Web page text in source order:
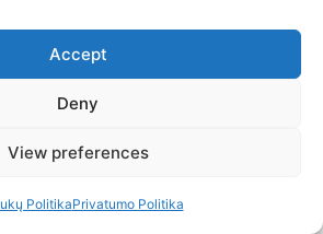
Accept
Deny
View preferences
PolitikaPrivatumo Politika
florai, nepalieka likučių
– švelnesnis ir ilgalaikis. Jis